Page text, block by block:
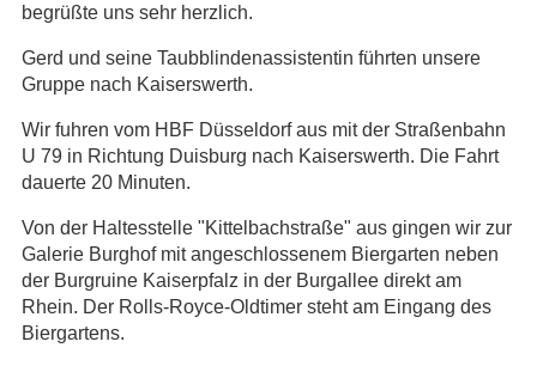
begrüßte uns sehr herzlich.
Gerd und seine Taubblindenassistentin führten unsere
Gruppe nach Kaiserswerth.
Wir fuhren vom HBF Düsseldorf aus mit der Straßenbahn
U 79 in Richtung Duisburg nach Kaiserswerth. Die Fahrt
dauerte 20 Minuten.
Von der Haltesstelle "Kittelbachstraße" aus gingen wir zur
Galerie Burghof mit angeschlossenem Biergarten neben
der Burgruine Kaiserpfalz in der Burgallee direkt am
Rhein. Der Rolls-Royce-Oldtimer steht am Eingang des
Biergartens.